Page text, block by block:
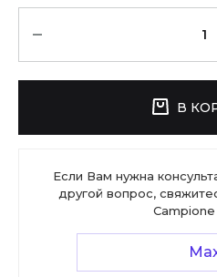
В
Если Вам нужна
другой вопрос,
Campione